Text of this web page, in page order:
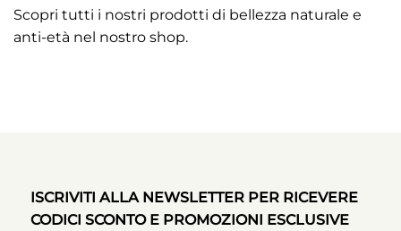
Scopri tutti i nostri prodotti di bellezza naturale e
anti-età nel nostro shop.
ISCRIVITI ALLA NEWSLETTER PER RICEVERE
CODICI SCONTO E PROMOZIONI ESCLUSIVE